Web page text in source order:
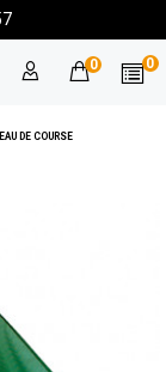
0 0
DE COURSE